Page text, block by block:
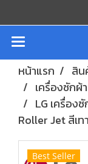
หน้าแรก สิน
เครื่องซักผ้
LG เครื่อง
Roller Jet สีเท
Best Seller